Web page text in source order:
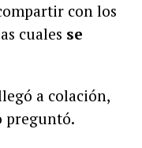
con los
cuales se
a colación,
preguntó.